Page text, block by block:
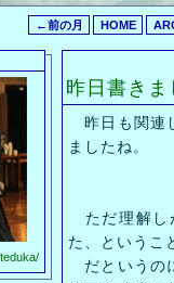
←前の月 HOME
昨日書きま
昨日も関連
ましたね。
ただ理解し
た、というこ
だというの